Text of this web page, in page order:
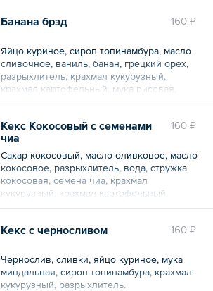
160 ₽
Банана брэд
Яйцо куриное, сироп топинамбура, масло
сливочное, ваниль, банан, грецкий орех,
разрыхлитель, крахмал кукурузный,
крахмал картофельный, мука рисовая,
гуаровая камедь, соевый белок.
Общий вес – 100 г
160 ₽
Кекс Кокосовый с семенами
чиа
Сахар кокосовый, масло оливковое, масло
кокосовое, разрыхлитель, вода, стружка
кокосовая, семена чиа, крахмал
кукурузный, крахмал картофельный,
соевый белок, гуаровая камедь, мука
Общий вес – 100 г
160 ₽
Кекс с черносливом
Чернослив, сливки, яйцо куриное, мука
миндальная, сироп топинамбура, крахмал
кукурузный, разрыхлитель.